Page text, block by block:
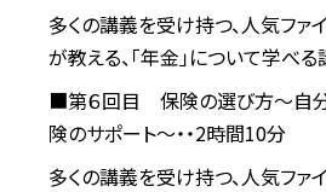
多くの講義を受け持つ、人気ファ
が教える、「年金」について学べる
■第６回目 保険の選び方～自
険のサポート～・・2時間10分
多くの講義を受け持つ、人気ファ